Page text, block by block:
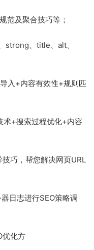
范及聚合技巧等；
strong、title、alt、
入+内容有效性+规则匹
术+搜索过程优化+内容
巧，帮您解决网页URL
日志进行SEO策略调
优化方